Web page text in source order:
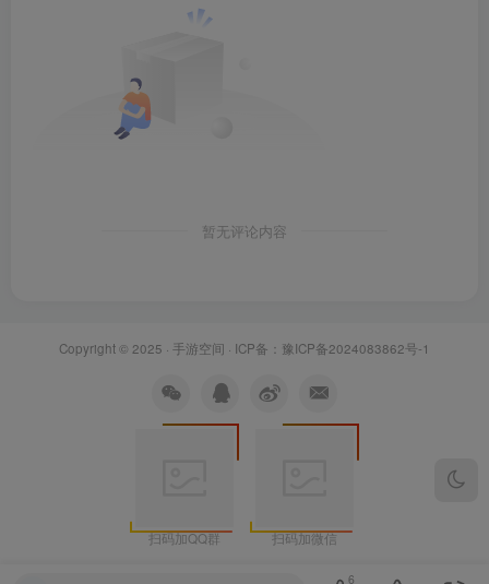
暂无评论内容
Copyright © 2025 · 手游空间 · ICP备： 豫ICP备2024083862号-1
扫码加QQ群 扫码加微信
6